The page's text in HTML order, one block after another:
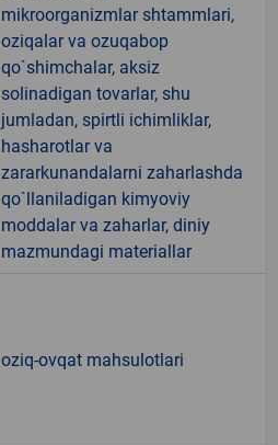
mikroorganizmlar shtammlari,
oziqalar va ozuqabop
qo`shimchalar, aksiz
solinadigan tovarlar, shu
jumladan, spirtli ichimliklar,
hasharotlar va
zararkunandalarni zaharlashda
qo`llaniladigan kimyoviy
moddalar va zaharlar, diniy
mazmundagi materiallar
oziq-ovqat mahsulotlari